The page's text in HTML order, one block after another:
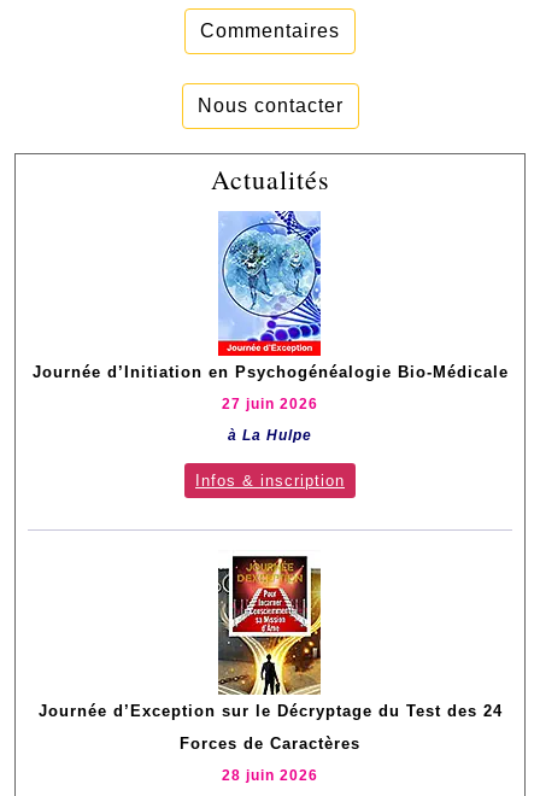
Commentaires
Nous contacter
Actualités
Journée d’Initiation en Psychogénéalogie Bio-Médicale
27 juin 2026
à La Hulpe
Infos & inscription
Journée d’Exception sur le Décryptage du Test des 24
Forces de Caractères
28 juin 2026